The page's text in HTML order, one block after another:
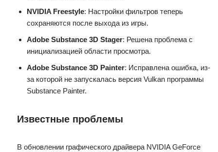
NVIDIA Freestyle: Настройки фильтров теперь
сохраняются после выхода из игры.
Adobe Substance 3D Stager: Решена проблема с
инициализацией области просмотра.
Adobe Substance 3D Painter: Исправлена ошибка, из-
за которой не запускалась версия Vulkan программы
Substance Painter.
Известные проблемы
В обновлении графического драйвера NVIDIA GeForce